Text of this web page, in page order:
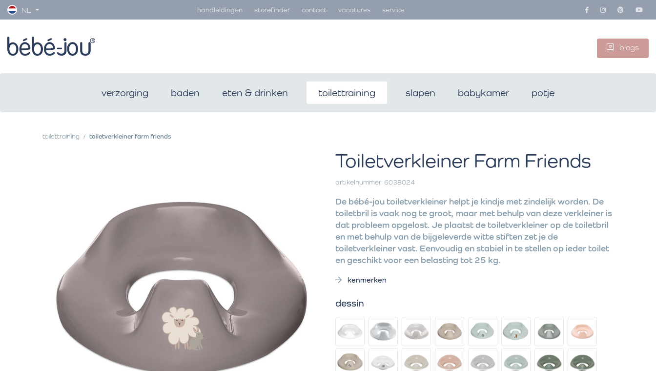
NL handleidingen storefinder contact vacatures service
blogs
verzorging baden eten & drinken toilettraining slapen babykamer potje
toilettraining toiletverkleiner farm friends
Toiletverkleiner Farm Friends
artikelnummer: 6038024
De bébé-jou toiletverkleiner helpt je kindje met zindelijk worden. De
toiletbril is vaak nog te groot, maar met behulp van deze verkleiner is
dat probleem opgelost. Je plaatst de toiletverkleiner op de toiletbril
en met behulp van de bijgeleverde witte stiften zet je de
toiletverkleiner vast. Eenvoudig en stabiel in te stellen op ieder toilet
en geschikt voor een belasting tot 25 kg.
kenmerken
dessin